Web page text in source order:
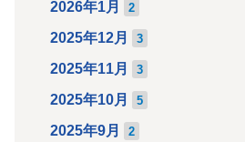
2026年1月 2
2025年12月 3
2025年11月 3
2025年10月 5
2025年9月 2